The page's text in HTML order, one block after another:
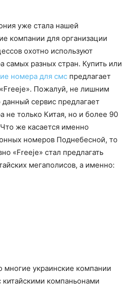
уже стала нашей
компании для организации
охотно используют
самых разных стран. Купить или
номера для смс предлагает
Пожалуй, не лишним
данный сервис предлагает
не только Китая, но и более 90
же касается именно
номеров Поднебесной, то
«Freeje» стал предлагать
мегаполисов, а именно:
многие украинские компании
китайскими компаньонами